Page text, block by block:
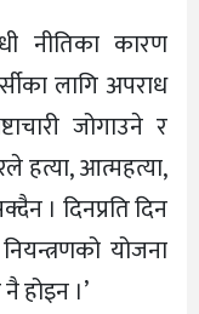
नीतिका कारण
लागि अपराध
जोगाउने र
हत्या, आत्महत्या,
। दिनप्रति दिन
योजना
होइन ।’